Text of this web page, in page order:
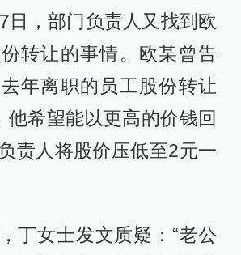
日，部门负责人又找到欧
转让的事情。欧某曾告
年离职的员工股份转让
他希望能以更高的价钱回
责人将股价压低至2元一
丁女士发文质疑：“老公